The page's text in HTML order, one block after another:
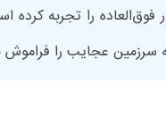
فوق‌العاده را تجربه
سرزمین عجایب را فراموش